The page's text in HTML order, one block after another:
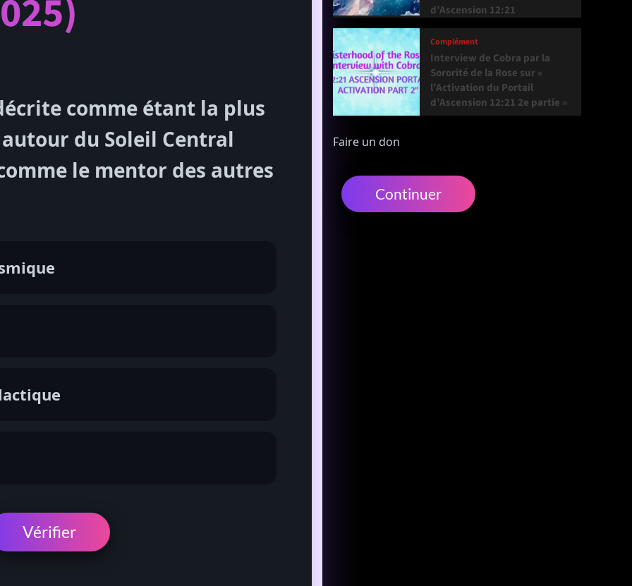
comme étant la plus
du Soleil Central
le mentor des autres
Vérifier
d’Ascension 12:21
Complément
Interview de Cobra par la
Sororité de la Rose sur «
l’Activation du Portail
d’Ascension 12:21 2e partie »
Faire un don
Continuer